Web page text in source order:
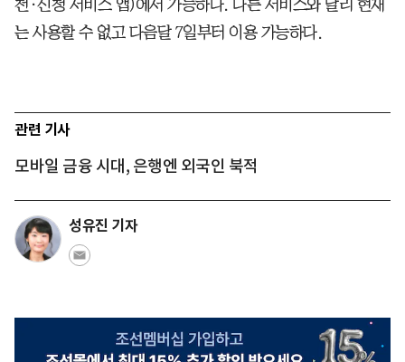
천·신청 서비스 앱)에서 가능하다. 다른 서비스와 달리 현재
는 사용할 수 없고 다음달 7일부터 이용 가능하다.
관련 기사
모바일 금융 시대, 은행엔 외국인 북적
성유진 기자